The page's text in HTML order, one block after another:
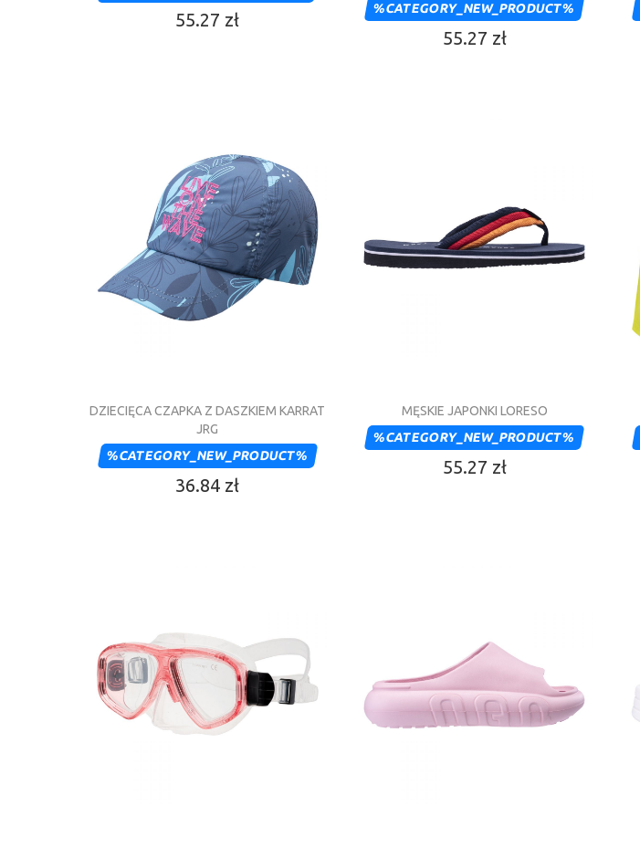
55.27 zł
%CATEGORY_NEW_PRODUCT%
55.27 zł
DZIECIĘCA CZAPKA Z DASZKIEM KARRAT
JRG
%CATEGORY_NEW_PRODUCT%
36.84 zł
MĘSKIE JAPONKI LORESO
%CATEGORY_NEW_PRODUCT%
55.27 zł